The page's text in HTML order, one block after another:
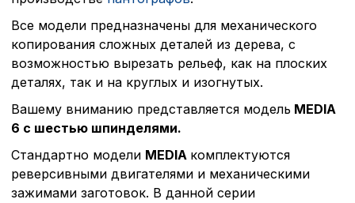
Все модели предназначены для механического
копирования сложных деталей из дерева, с
возможностью вырезать рельеф, как на плоских
деталях, так и на круглых и изогнутых.
Вашему вниманию представляется модель MEDIA
6 с шестью шпинделями.
Стандартно модели MEDIA комплектуются
реверсивными двигателями и механическими
зажимами заготовок. В данной серии